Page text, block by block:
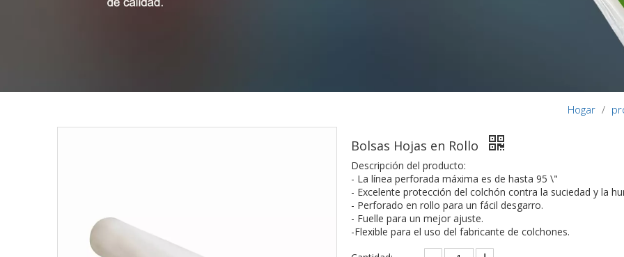
Hogar /
Bolsas Hojas en Rollo
Descripción del producto:
- La línea perforada máxima es de hasta 95 \"
- Excelente protección del colchón contra la suciedad y la
- Perforado en rollo para un fácil desgarro.
- Fuelle para un mejor ajuste.
-Flexible para el uso del fabricante de colchones.